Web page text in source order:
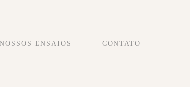
NOSSOS ENSAIOS CONTATO